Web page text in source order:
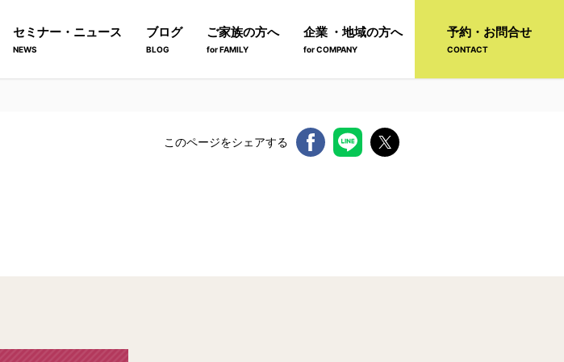
セミナー・ニュース
NEWS
ブログ
BLOG
ご家族の方へ
for FAMILY
企業 ・地域の方へ
for COMPANY
予約・お問合せ
CONTACT
このページをシェアする